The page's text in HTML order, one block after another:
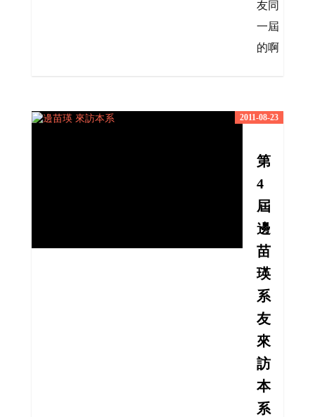
友同
一屆
的啊
2011-08-23
第
4
屆
邊
苗
瑛
系
友
來
訪
本
系